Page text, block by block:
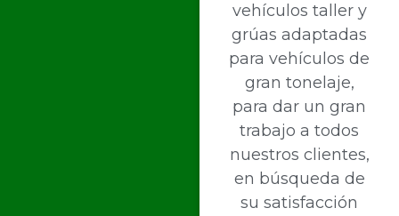
vehículos taller y
grúas adaptadas
para vehículos de
gran tonelaje,
para dar un gran
trabajo a todos
nuestros clientes,
en búsqueda de
su satisfacción